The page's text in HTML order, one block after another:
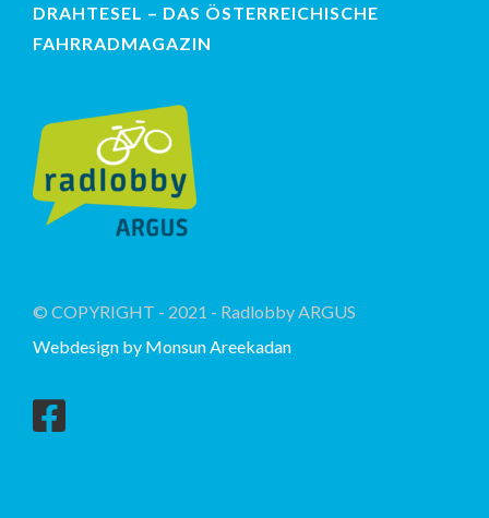
DRAHTESEL – DAS ÖSTERREICHISCHE
FAHRRADMAGAZIN
© COPYRIGHT - 2021 - Radlobby ARGUS
Webdesign by Monsun Areekadan